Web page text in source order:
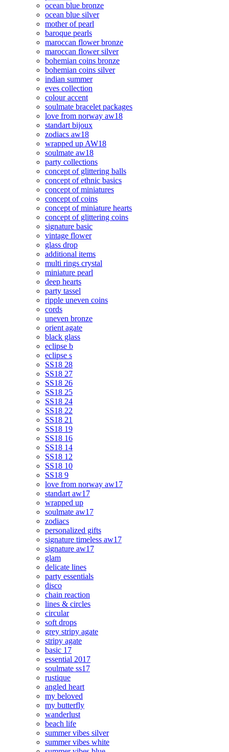
ocean blue bronze
ocean blue silver
mother of pearl
baroque pearls
maroccan flower bronze
maroccan flower silver
bohemian coins bronze
bohemian coins silver
indian summer
eves collection
colour accent
soulmate bracelet packages
love from norway aw18
standart bijoux
zodiacs aw18
wrapped up AW18
soulmate aw18
party collections
concept of glittering balls
concept of ethnic basics
concept of miniatures
concept of coins
concept of miniature hearts
concept of glittering coins
signature basic
vintage flower
glass drop
additional items
multi rings crystal
miniature pearl
deep hearts
party tassel
ripple uneven coins
cords
uneven bronze
orient agate
black glass
eclipse b
eclipse s
SS18 28
SS18 27
SS18 26
SS18 25
SS18 24
SS18 22
SS18 21
SS18 19
SS18 16
SS18 14
SS18 12
SS18 10
SS18 9
love from norway aw17
standart aw17
wrapped up
soulmate aw17
zodiacs
personalized gifts
signature timeless aw17
signature aw17
glam
delicate lines
party essentials
disco
chain reaction
lines & circles
circular
soft drops
grey stripy agate
stripy agate
basic 17
essential 2017
soulmate ss17
rustique
angled heart
my beloved
my butterfly
wanderlust
beach life
summer vibes silver
summer vibes white